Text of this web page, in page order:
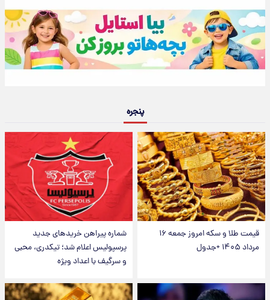
پنجره
قیمت طلا و سکه امروز جمعه ۱۶
مرداد ۱۴۰۵ +جدول
شماره پیراهن خریدهای جدید
پرسپولیس اعلام شد؛ تیکدری، محبی
و سرگیف با اعداد ویژه